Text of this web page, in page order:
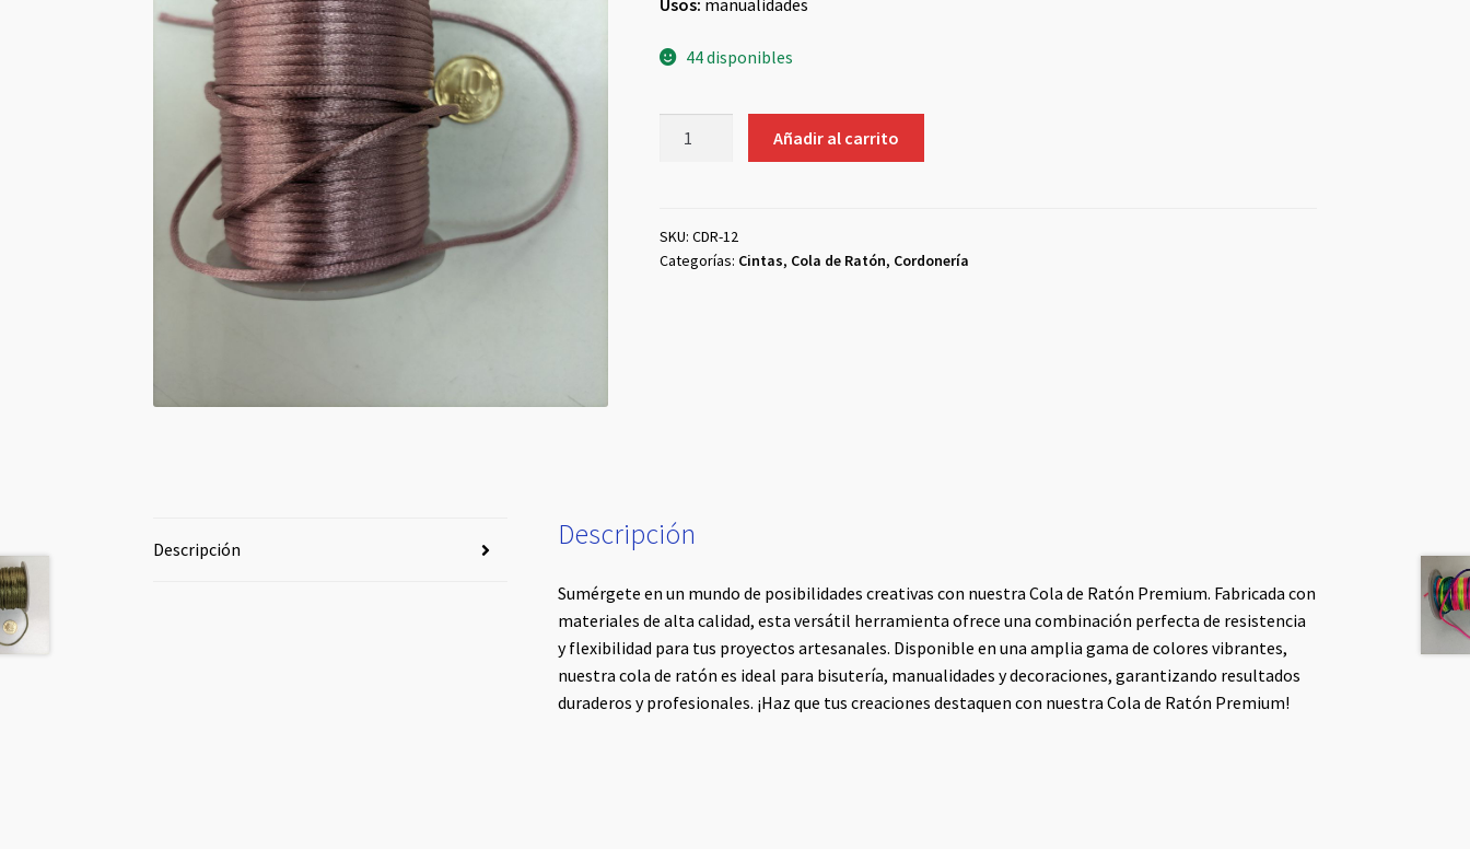
Usos: manualidades
44 disponibles
Palo
Rosa
Añadir al carrito
SKU: CDR-12
Categorías: Cintas, Cola de Ratón, Cordonería
Descripción Descripción
Sumérgete en un mundo de posibilidades creativas con nuestra Cola de Ratón Premium. Fabricada con
materiales de alta calidad, esta versátil herramienta ofrece una combinación perfecta de resistencia
y flexibilidad para tus proyectos artesanales. Disponible en una amplia gama de colores vibrantes,
nuestra cola de ratón es ideal para bisutería, manualidades y decoraciones, garantizando resultados
duraderos y profesionales. ¡Haz que tus creaciones destaquen con nuestra Cola de Ratón Premium!